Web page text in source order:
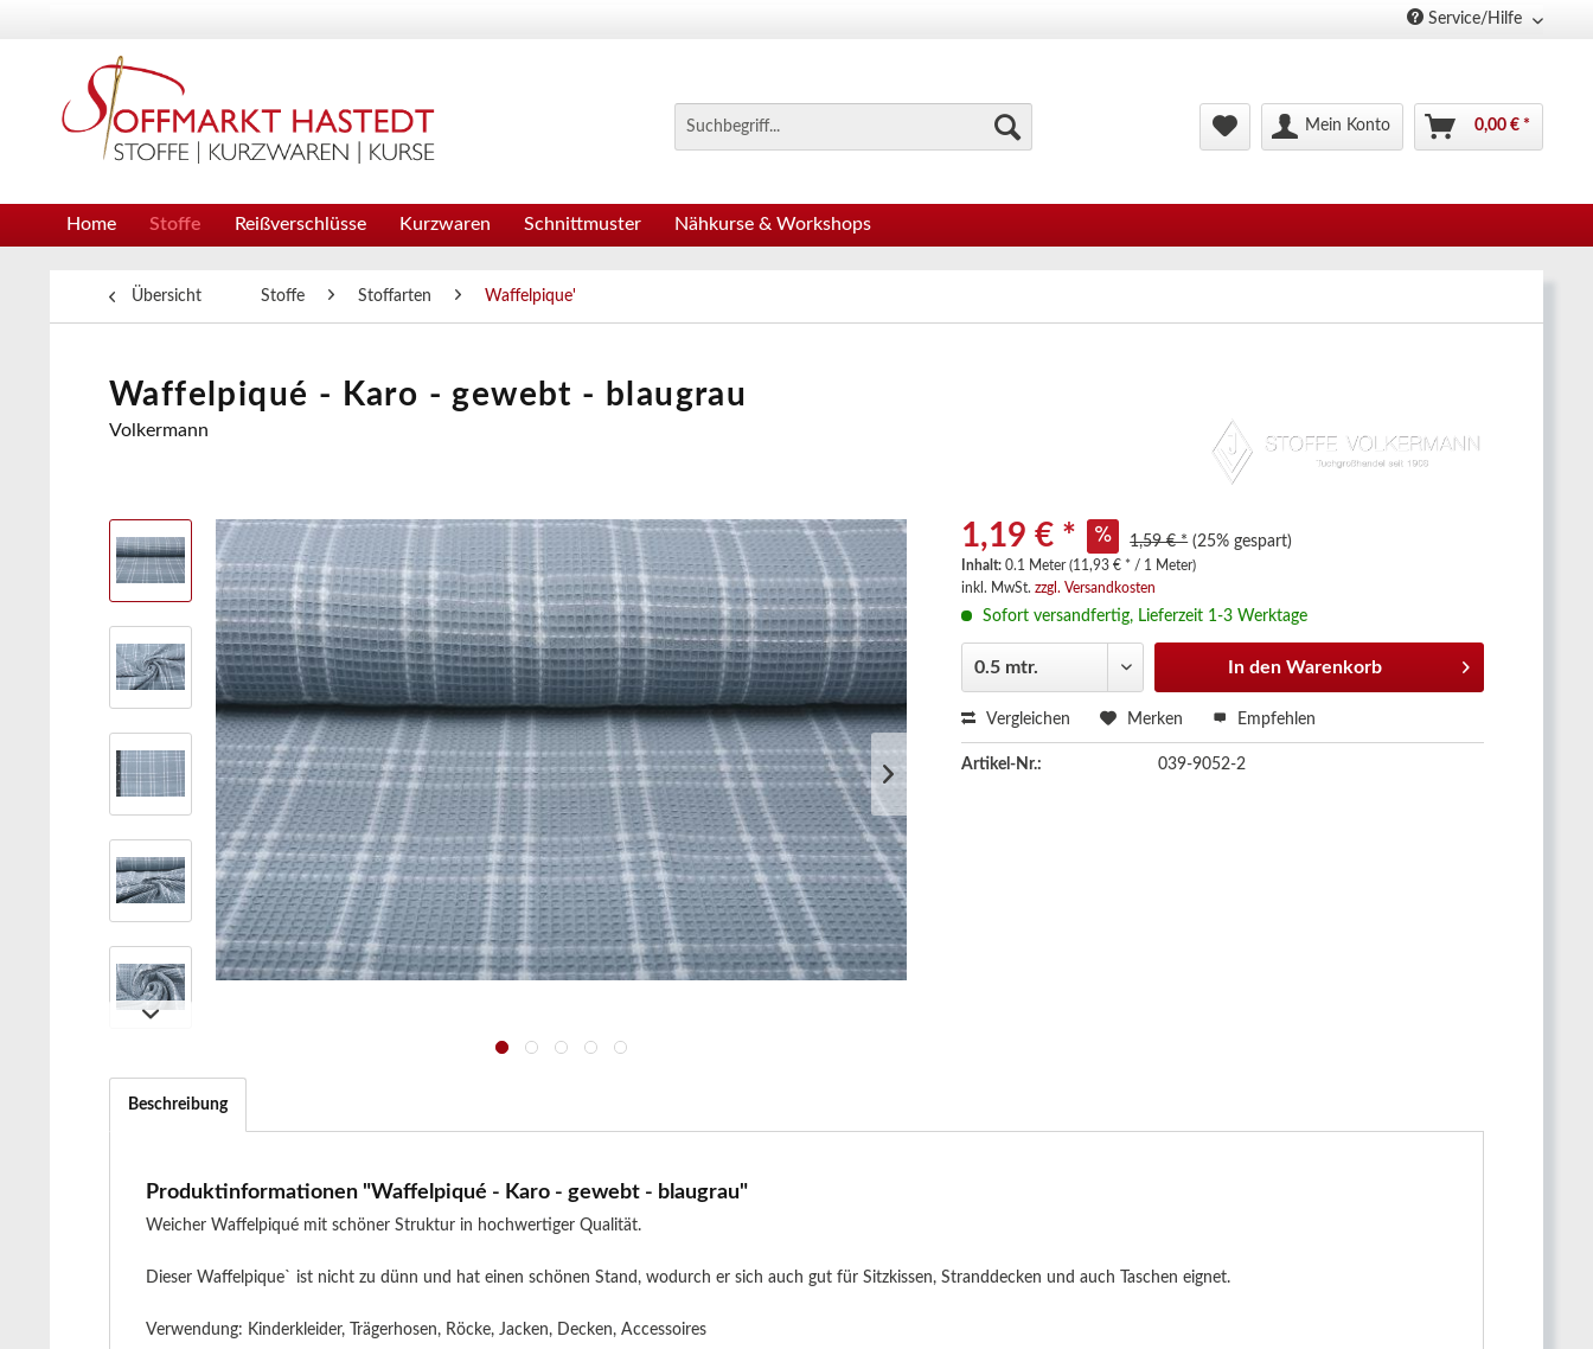
Service/Hilfe
Mein Konto 0,00 € *
Home Stoffe Reißverschlüsse Kurzwaren Schnittmuster Nähkurse & Workshops
Übersicht Stoffe Stoffarten Waffelpique'
Waffelpiqué - Karo - gewebt - blaugrau
Volkermann
1,19 € * 1,59 € * (25% gespart)
Inhalt:0.1 Meter (11,93 € * / 1 Meter)
inkl. MwSt.zzgl. Versandkosten
Sofort versandfertig, Lieferzeit 1-3 Werktage
In den Warenkorb
Vergleichen Merken Empfehlen
Artikel-Nr.: 039-9052-2
Beschreibung
Produktinformationen "Waffelpiqué - Karo - gewebt - blaugrau"
Weicher Waffelpiqué mit schöner Struktur in hochwertiger Qualität.
Dieser Waffelpique` ist nicht zu dünn und hat einen schönen Stand, wodurch er sich auch gut für Sitzkissen, Stranddecken und auch Taschen eignet.
Verwendung: Kinderkleider, Trägerhosen, Röcke, Jacken, Decken, Accessoires